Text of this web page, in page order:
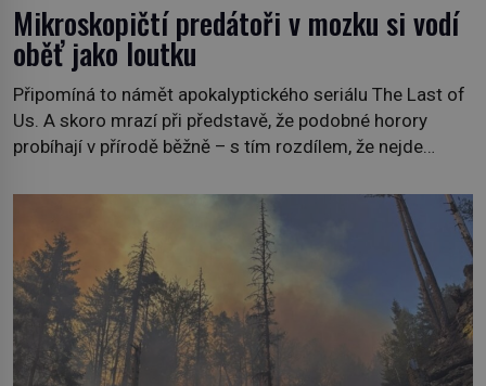
Mikroskopičtí predátoři v mozku si vodí
oběť jako loutku
Připomíná to námět apokalyptického seriálu The Last of
Us. A skoro mrazí při představě, že podobné horory
probíhají v přírodě běžně – s tím rozdílem, že nejde
dokáže ovládat jen vývojově nesrovnatelně jednodušší
živočichy, než je člověk. Najít skutečné zombie není nic
nemožného ani v naší přírodě. […]